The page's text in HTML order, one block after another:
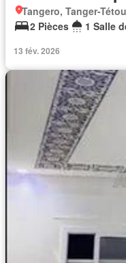
Tangero, Tanger-
2 Pièces
1 Salle
13 fév. 2026